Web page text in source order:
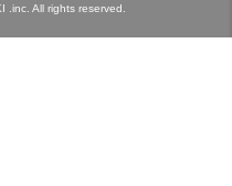
All rights reserved.